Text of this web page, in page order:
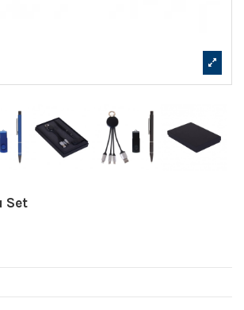
Set